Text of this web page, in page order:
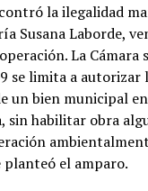
la ilegalidad
Susana Laborde,
La Cámara
se limita a autorizar
un bien municipal
sin habilitar obra
planteó el amparo.